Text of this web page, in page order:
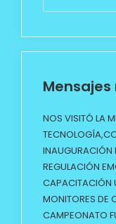
NOS VISITÓ LA
INAUGURACIÓN
REGULACIÓN
CAPACITACIÓN
MONITORES DE
CAMPEONATO